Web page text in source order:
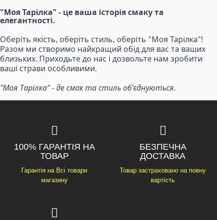
"Моя Тарілка" - це ваша історія смаку та
елегантності.
Оберіть якість, оберіть стиль, оберіть "Моя Тарілка"!
Разом ми створимо найкращий обід для вас та ваших
близьких. Приходьте до нас і дозвольте нам зробити
ваші страви особливими.
"Моя Тарілка" - де смак та стиль об'єднуються.
100% ГАРАНТІЯ НА
ТОВАР
Гарантія на Всі товари
магазину
БЕЗПЕЧНА
ДОСТАВКА
Товар застраховано на повну
вартість